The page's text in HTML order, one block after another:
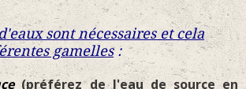
sont nécessaires et cela
gamelles:
(préférez de l'eau de source en